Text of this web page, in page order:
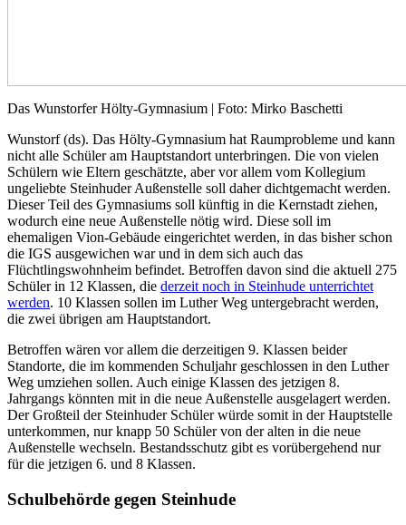
Das Wunstorfer Hölty-Gymnasium | Foto: Mirko Baschetti
Wunstorf (ds). Das Hölty-Gymnasium hat Raumprobleme und kann
nicht alle Schüler am Hauptstandort unterbringen. Die von vielen
Schülern wie Eltern geschätzte, aber vor allem vom Kollegium
ungeliebte Steinhuder Außenstelle soll daher dichtgemacht werden.
Dieser Teil des Gymnasiums soll künftig in die Kernstadt ziehen,
wodurch eine neue Außenstelle nötig wird. Diese soll im
ehemaligen Vion-Gebäude eingerichtet werden, in das bisher schon
die IGS ausgewichen war und in dem sich auch das
Flüchtlingswohnheim befindet. Betroffen davon sind die aktuell 275
Schüler in 12 Klassen, die derzeit noch in Steinhude unterrichtet
werden. 10 Klassen sollen im Luther Weg untergebracht werden,
die zwei übrigen am Hauptstandort.
Betroffen wären vor allem die derzeitigen 9. Klassen beider
Standorte, die im kommenden Schuljahr geschlossen in den Luther
Weg umziehen sollen. Auch einige Klassen des jetzigen 8.
Jahrgangs könnten mit in die neue Außenstelle ausgelagert werden.
Der Großteil der Steinhuder Schüler würde somit in der Hauptstelle
unterkommen, nur knapp 50 Schüler von der alten in die neue
Außenstelle wechseln. Bestandsschutz gibt es vorübergehend nur
für die jetzigen 6. und 8 Klassen.
Schulbehörde gegen Steinhude